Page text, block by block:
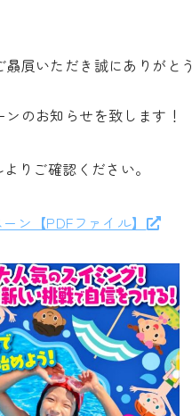
屓いただき誠にありがと
のお知らせを致します！
りご確認ください。
ン【PDFファイル】